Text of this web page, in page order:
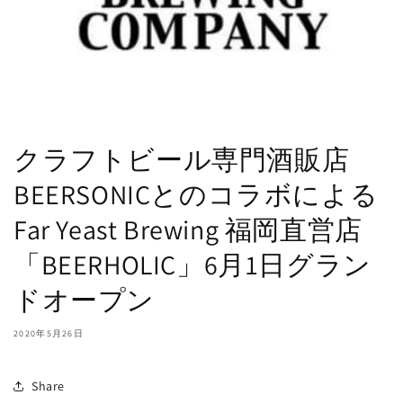
クラフトビール専門酒販店
BEERSONICとのコラボによる
Far Yeast Brewing 福岡直営店
「BEERHOLIC」6月1日グラン
ドオープン
2020年5月26日
Share